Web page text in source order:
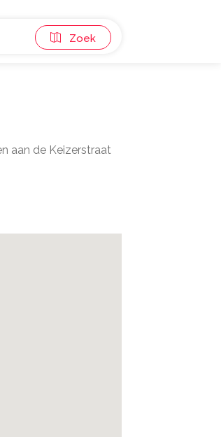
Zoek
aan de Keizerstraat